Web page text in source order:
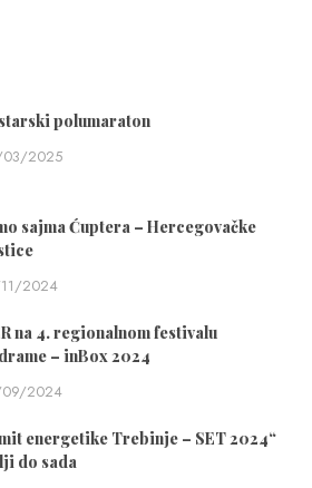
polumaraton
2025
sajma Ćuptera – Hercegovačke
2024
na 4. regionalnom festivalu
– inBox 2024
2024
energetike Trebinje – SET 2024“
do sada